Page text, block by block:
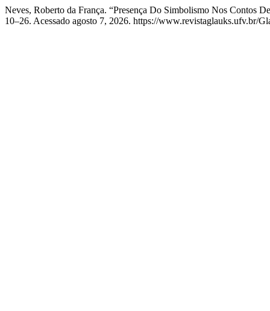
Neves, Roberto da França. “Presença Do Simbolismo Nos Contos
10–26. Acessado agosto 7, 2026. https://www.revistaglauks.ufv.br/